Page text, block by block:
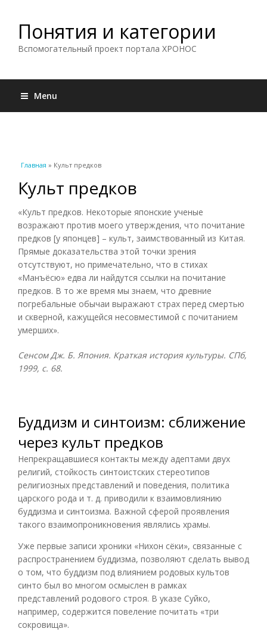
Понятия и категории
Вспомогательный проект портала ХРОНОС
Menu
Вы здесь
Главная » Культ предков
Культ предков
«Культ предков. Некоторые японские ученые
возражают против моего утверждения, что почитание
предков [у японцев] – культ, заимствованный из Китая.
Прямые доказательства этой точки зрения
отсутствуют, но примечательно, что в стихах
«Манъёсю» едва ли найдутся ссылки на почитание
предков. В то же время мы знаем, что древние
погребальные обычаи выражают страх перед смертью
и скверной, кажущейся несовместимой с почитанием
умерших».
Сенсом Дж. Б. Япония. Краткая история культуры. СПб,
1999, с. 68.
Буддизм и синтоизм: сближение
через культ предков
Непрекращавшиеся контакты между адептами двух
религий, стойкость синтоистских стереотипов
религиозных представлений и поведения, политика
царского рода и т. д. приводили к взаимовлиянию
буддизма и синтоизма. Важной сферой проявления
такого взаимопроникновения являлись храмы.
Уже первые записи хроники «Нихон сёки», связанные с
распространением буддизма, позволяют сделать вывод
о том, что буддизм под влиянием родовых культов
синто был во многом осмыслен в рамках
представлений родового строя. В указе Суйко,
например, содержится повеление почитать «три
сокровища».